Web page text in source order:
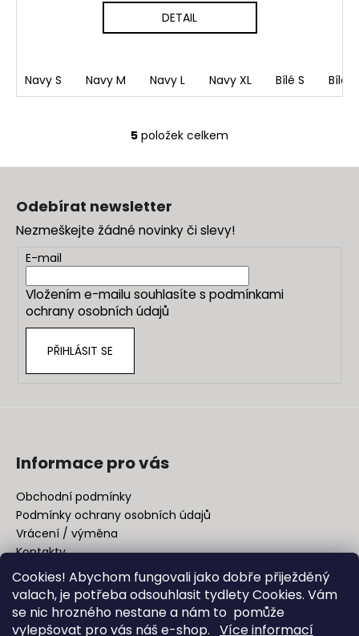
Cookies! Abychom fungovali jako dobře přiježděný
valach, je potřeba odsouhlasit tydlety Cookies. Vám
se nic hrozného nestane a nám to pomůže
vylepšovat pro vás náš e-shop. Více informací
DETAIL
Navy S Navy M Navy L Navy XL Bílé S Bílé
O
a
í
p
r
5 položek celkem
Odebírat newsletter
Nezmeškejte žádné novinky či slevy!
E-mail
Vložením e-mailu souhlasíte s podmínkami
ochrany osobních údajů
PŘIHLÁSIT SE
Informace pro vás
Obchodní podmínky
Podmínky ochrany osobních údajů
Vrácení / výměna
Kontakty
Facebook